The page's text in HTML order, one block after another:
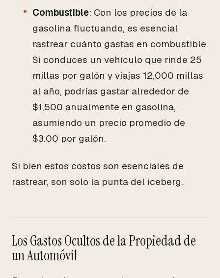
Combustible: Con los precios de la
gasolina fluctuando, es esencial
rastrear cuánto gastas en combustible.
Si conduces un vehículo que rinde 25
millas por galón y viajas 12,000 millas
al año, podrías gastar alrededor de
$1,500 anualmente en gasolina,
asumiendo un precio promedio de
$3.00 por galón.
Si bien estos costos son esenciales de
rastrear, son solo la punta del iceberg.
Los Gastos Ocultos de la Propiedad de
un Automóvil